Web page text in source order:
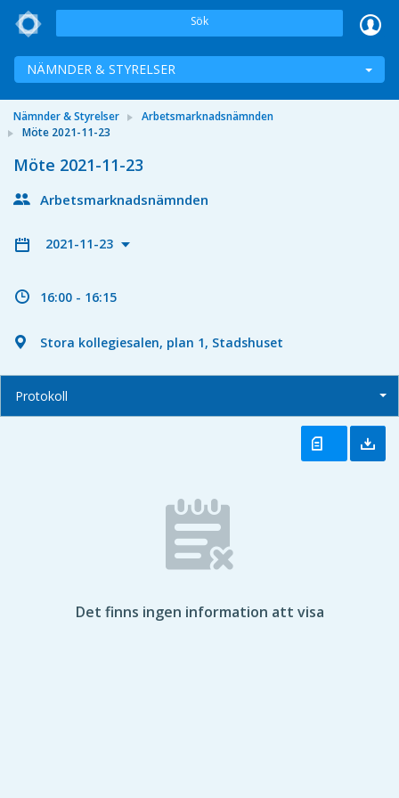
Sök
NÄMNDER & STYRELSER
Nämnder & Styrelser
Arbetsmarknadsnämnden
Möte 2021-11-23
Möte 2021-11-23
Arbetsmarknadsnämnden
2021-11-23
16:00 - 16:15
Stora kollegiesalen, plan 1, Stadshuset
Protokoll
Det finns ingen information att visa